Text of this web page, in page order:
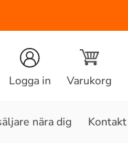
Logga in Varukorg
nära dig Kontakt